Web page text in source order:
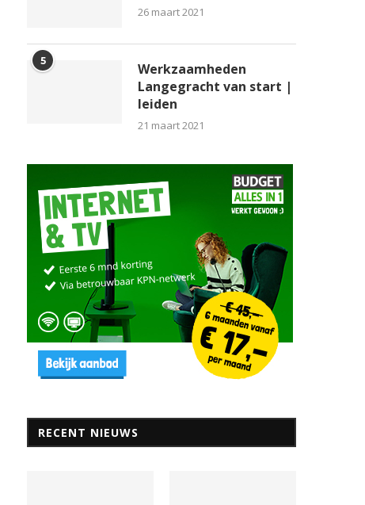
Leiden: een stad van kennis en
geschiedenis
9 januari 2025
Wat kun je doen als
12 september 2024
26 maart 2021
5
Werkzaamheden
Langegracht van start |
leiden
21 maart 2021
RECENT NIEUWS